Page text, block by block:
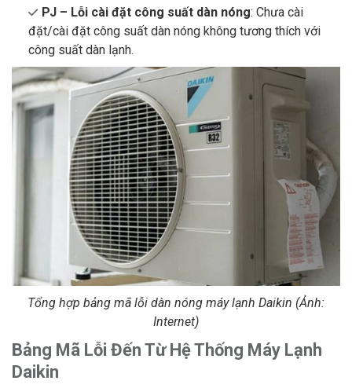
PJ – Lỗi cài đặt công suất dàn nóng: Chưa cài
đặt/cài đặt công suất dàn nóng không tương thích với
công suất dàn lạnh.
Tổng hợp bảng mã lỗi dàn nóng máy lạnh Daikin (Ảnh:
Internet)
Bảng Mã Lỗi Đến Từ Hệ Thống Máy Lạnh
Daikin